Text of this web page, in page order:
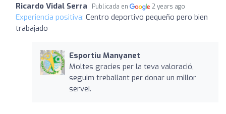
Ricardo Vidal Serra Publicada en 2 years ago
Experiencia positiva: Centro deportivo pequeño pero bien
trabajado
Esportiu Manyanet
Moltes gracies per la teva valoració,
seguim treballant per donar un millor
servei.